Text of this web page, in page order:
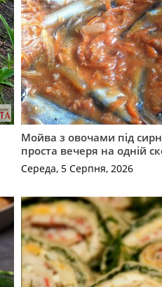
Мойва з овочами під
проста вечеря на одній
Середа, 5 Серпня, 2026